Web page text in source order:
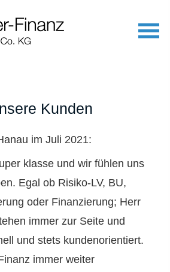
Kunden
im Juli 2021:
klasse und wir fühlen uns
Egal ob Risiko-LV, BU,
oder Finanzierung; Herr
immer zur Seite und
und stets kundenorientiert.
immer weiter